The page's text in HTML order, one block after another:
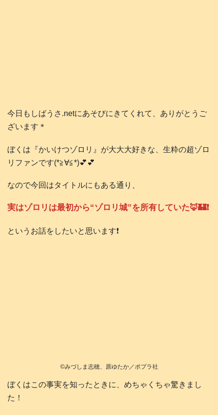
今日もしばうさ.netにあそびにきてくれて、ありがとうご
ざいます＊
ぼくは『かいけつゾロリ』が大大大好きな、生粋の超ゾロ
リファンです(*≧∀≦*)💕💕
なので今回はタイトルにもある通り、
実はゾロリは最初から“ゾロリ城”を所有していた🦊🏰❗️
というお話をしたいと思います❗️
©️みづしま志穂、原ゆたか／ポプラ社
ぼくはこの事実を知ったときに、めちゃくちゃ驚きまし
た！